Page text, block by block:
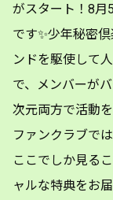
がスタート！8月
です✨少年秘密
ンドを駆使して
で、メンバーが
次元両方で活動を
ファンクラブで
ここでしか見る
ャルな特典をお